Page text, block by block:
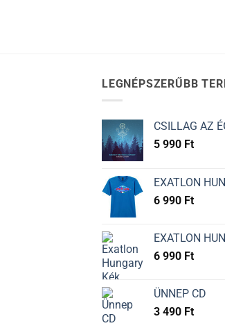
LEGNÉPSZERŰBB
CSILLAG AZ
5 990 Ft
EXATLON
6 990 Ft
EXATLON
6 990 Ft
ÜNNEP CD
3 490 Ft